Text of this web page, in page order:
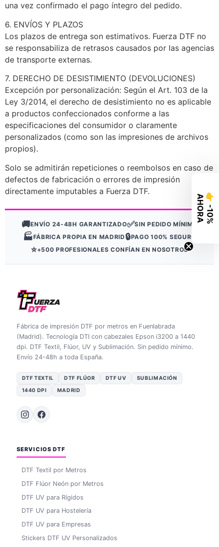
una vez confirmado el pago íntegro del pedido.
6. ENVÍOS Y PLAZOS
Los plazos de entrega son estimativos. Fuerza DTF no
se responsabiliza de retrasos causados por las agencias
de transporte externas.
7. DERECHO DE DESISTIMIENTO (DEVOLUCIONES)
Excepción por personalización: Según el Art. 103 de la
Ley 3/2014, el derecho de desistimiento no es aplicable
a productos confeccionados conforme a las
especificaciones del consumidor o claramente
personalizados (como son las impresiones de archivos
propios).
Solo se admitirán repeticiones o reembolsos en caso de
defectos de fabricación o errores de impresión
directamente imputables a Fuerza DTF.
🚚ENVÍO 24-48H GARANTIZADO✅SIN PEDIDO MÍNIMO
🏭FÁBRICA PROPIA EN MADRID 🔒PAGO 100% SEGURO
⭐+500 PROFESIONALES CONFÍAN EN NOSOTROS
Fábrica de impresión DTF por metros en Fuenlabrada
(Madrid). Tecnología DTI con cabezales Epson i3200 a 1440
dpi. DTF Textil, Flúor, UV y Sublimación. Sin pedido mínimo.
Envío 24-48h a toda España.
DTF TEXTIL DTF FLÚOR DTF UV
SUBLIMACIÓN
1440 DPI
MADRID
SERVICIOS DTF
DTF Textil por Metros
DTF Flúor Neón por Metros
DTF UV para Rígidos
DTF UV para Hostelería
DTF UV para Empresas
Stickers DTF UV Personalizados
A
A